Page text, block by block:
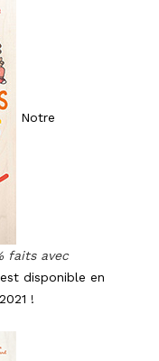
Notre
faits avec
disponible en
!